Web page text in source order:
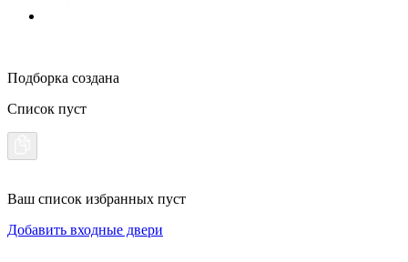
Подборка создана
Список пуст
Ваш список избранных пуст
Добавить входные двери